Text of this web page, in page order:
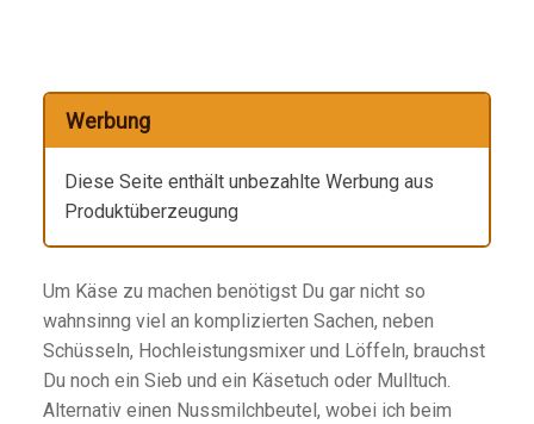
Werbung
Diese Seite enthält unbezahlte Werbung aus
Produktüberzeugung
Um Käse zu machen benötigst Du gar nicht so
wahnsinng viel an komplizierten Sachen, neben
Schüsseln, Hochleistungsmixer und Löffeln, brauchst
Du noch ein Sieb und ein Käsetuch oder Mulltuch.
Alternativ einen Nussmilchbeutel, wobei ich beim